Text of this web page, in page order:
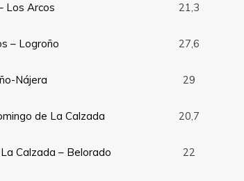
Los Arcos 21,3
– Logroño 27,6
Nájera 29
de La Calzada 20,7
Calzada – Belorado 22